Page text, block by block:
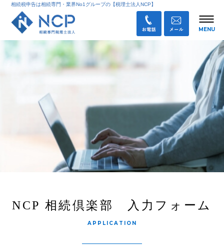
相続税申告は相続専門・業界No1グループの【税理士法人NCP】
NCP 相続倶楽部 入力フォーム
APPLICATION